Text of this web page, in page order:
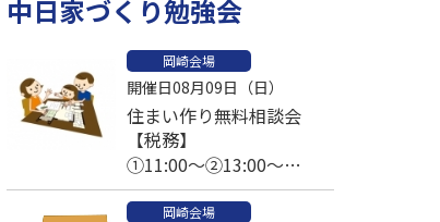
中日家づくり勉強会
岡崎会場
開催日08月09日（日）
住まい作り無料相談会
【税務】
①11:00～②13:00～
③14:00～④15:00～
岡崎会場